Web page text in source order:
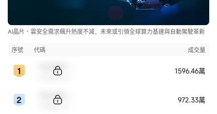
AI晶片、雲安全需求飆升熱度不減，未來或引領全球算力基建與自動駕駛革新
序號 代碼 成交量
1596.46萬
972.33萬